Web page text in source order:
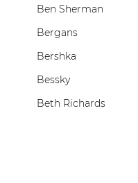
Ben Sherman
Bergans
Bershka
Bessky
Beth Richards